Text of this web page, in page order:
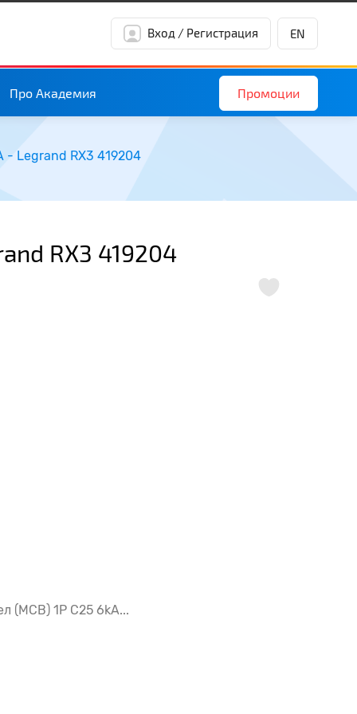
Вход / Регистрация EN
Про Академия Промоции
- Legrand RX3 419204
RX3 419204
(MCB) 1P C25 6kA...